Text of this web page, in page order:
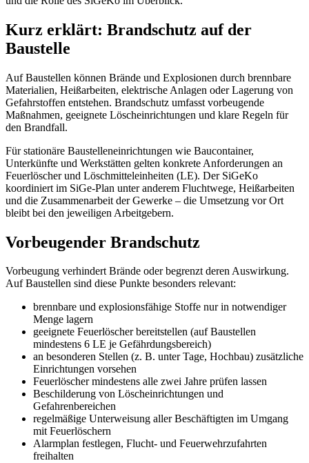
Kurz erklärt: Brandschutz auf der
Baustelle
Auf Baustellen können Brände und Explosionen durch brennbare
Materialien, Heißarbeiten, elektrische Anlagen oder Lagerung von
Gefahrstoffen entstehen. Brandschutz umfasst vorbeugende
Maßnahmen, geeignete Löscheinrichtungen und klare Regeln für
den Brandfall.
Für stationäre Baustelleneinrichtungen wie Baucontainer,
Unterkünfte und Werkstätten gelten konkrete Anforderungen an
Feuerlöscher und Löschmitteleinheiten (LE). Der SiGeKo
koordiniert im SiGe-Plan unter anderem Fluchtwege, Heißarbeiten
und die Zusammenarbeit der Gewerke – die Umsetzung vor Ort
bleibt bei den jeweiligen Arbeitgebern.
Vorbeugender Brandschutz
Vorbeugung verhindert Brände oder begrenzt deren Auswirkung.
Auf Baustellen sind diese Punkte besonders relevant:
brennbare und explosionsfähige Stoffe nur in notwendiger
Menge lagern
geeignete Feuerlöscher bereitstellen (auf Baustellen
mindestens 6 LE je Gefährdungsbereich)
an besonderen Stellen (z. B. unter Tage, Hochbau) zusätzliche
Einrichtungen vorsehen
Feuerlöscher mindestens alle zwei Jahre prüfen lassen
Beschilderung von Löscheinrichtungen und
Gefahrenbereichen
regelmäßige Unterweisung aller Beschäftigten im Umgang
mit Feuerlöschern
Alarmplan festlegen, Flucht- und Feuerwehrzufahrten
freihalten